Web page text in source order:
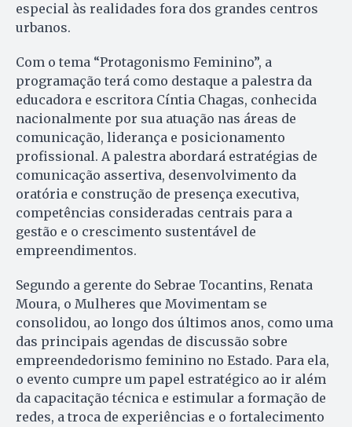
especial às realidades fora dos grandes centros
urbanos.
Com o tema “Protagonismo Feminino”, a
programação terá como destaque a palestra da
educadora e escritora Cíntia Chagas, conhecida
nacionalmente por sua atuação nas áreas de
comunicação, liderança e posicionamento
profissional. A palestra abordará estratégias de
comunicação assertiva, desenvolvimento da
oratória e construção de presença executiva,
competências consideradas centrais para a
gestão e o crescimento sustentável de
empreendimentos.
Segundo a gerente do Sebrae Tocantins, Renata
Moura, o Mulheres que Movimentam se
consolidou, ao longo dos últimos anos, como uma
das principais agendas de discussão sobre
empreendedorismo feminino no Estado. Para ela,
o evento cumpre um papel estratégico ao ir além
da capacitação técnica e estimular a formação de
redes, a troca de experiências e o fortalecimento